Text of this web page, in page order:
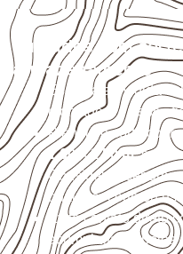
Cuidados com
armazenamento
Escolha a medida
montagem e
Planeje o corte
1,60 × 2,50 m,
Considere
qualquer corte ou
Evite contato direto
acumulada e apoios